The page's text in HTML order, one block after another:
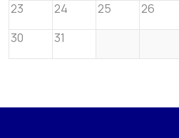
23
24 25 26
30
31